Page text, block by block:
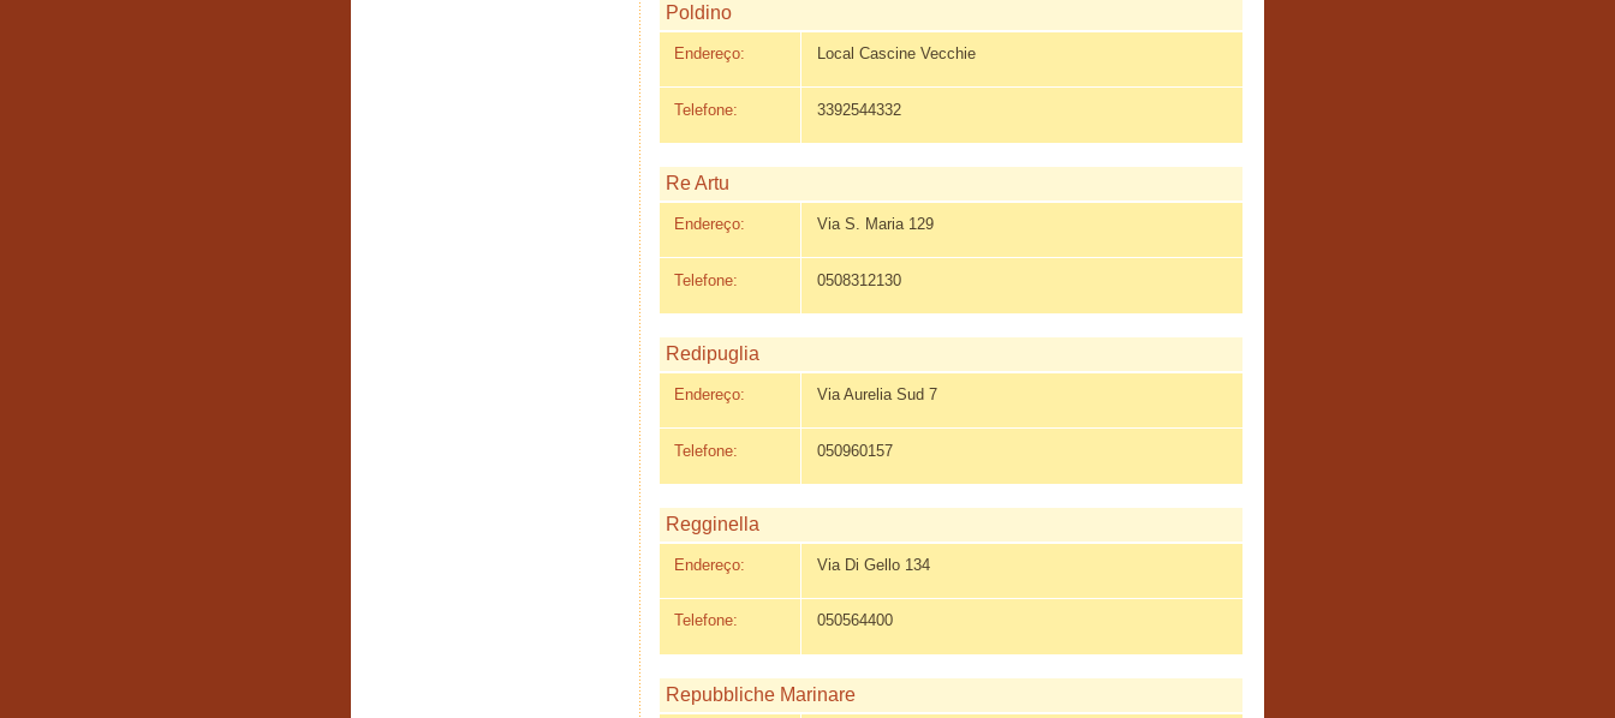
Poldino
Endereço: Local Cascine Vecchie
Telefone: 3392544332
Re Artu
Endereço: Via S. Maria 129
Telefone: 0508312130
Redipuglia
Endereço: Via Aurelia Sud 7
Telefone: 050960157
Regginella
Endereço: Via Di Gello 134
Telefone: 050564400
Repubbliche Marinare